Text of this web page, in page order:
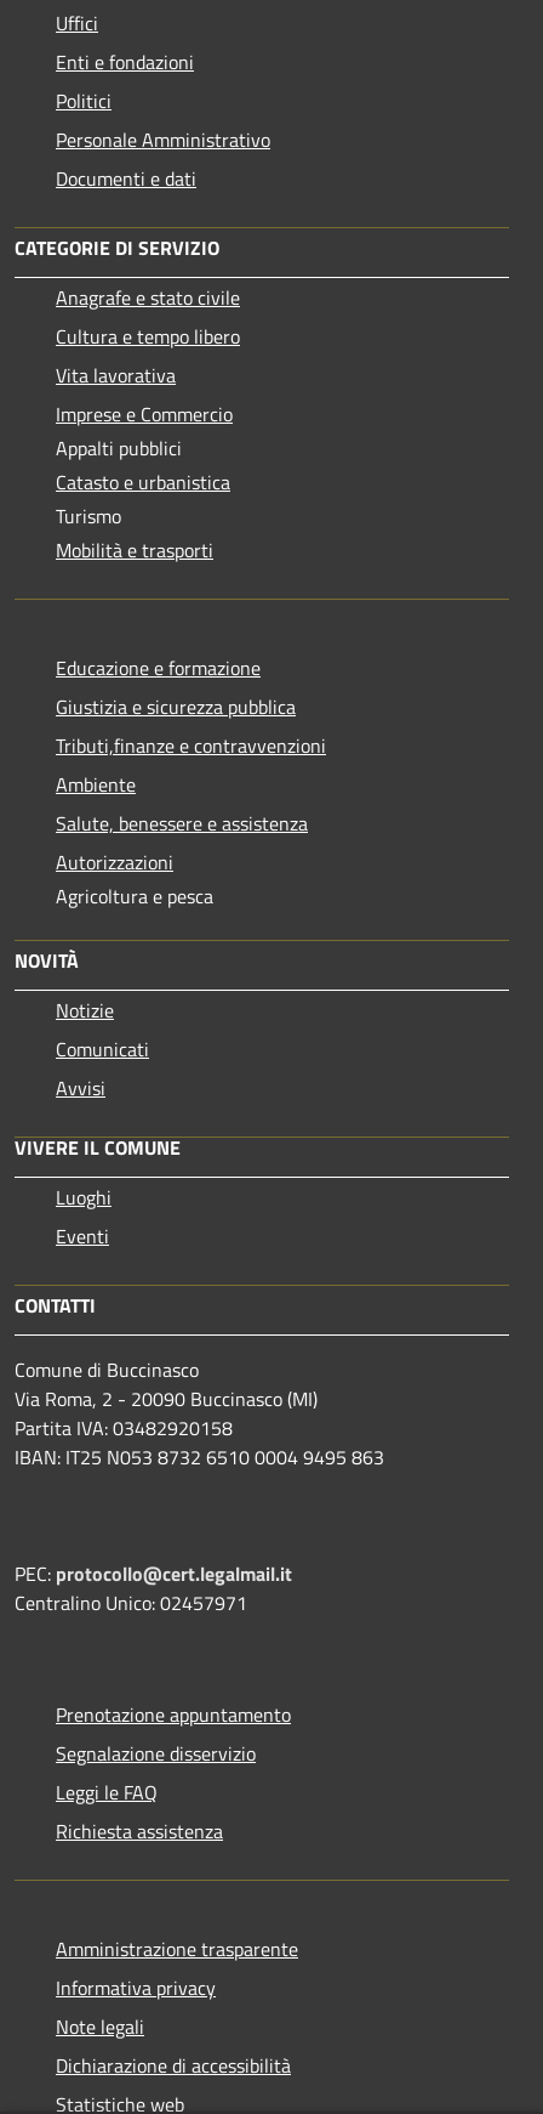
Uffici
Enti e fondazioni
Politici
Personale Amministrativo
Documenti e dati
CATEGORIE DI SERVIZIO
Anagrafe e stato civile
Cultura e tempo libero
Vita lavorativa
Imprese e Commercio
Appalti pubblici
Catasto e urbanistica
Turismo
Mobilità e trasporti
Educazione e formazione
Giustizia e sicurezza pubblica
Tributi,finanze e contravvenzioni
Ambiente
Salute, benessere e assistenza
Autorizzazioni
Agricoltura e pesca
NOVITÀ
Notizie
Comunicati
Avvisi
VIVERE IL COMUNE
Luoghi
Eventi
CONTATTI
Comune di Buccinasco
Via Roma, 2 - 20090 Buccinasco (MI)
Partita IVA: 03482920158
IBAN: IT25 N053 8732 6510 0004 9495 863
PEC: protocollo@cert.legalmail.it
Centralino Unico: 02457971
Prenotazione appuntamento
Segnalazione disservizio
Leggi le FAQ
Richiesta assistenza
Amministrazione trasparente
Informativa privacy
Note legali
Dichiarazione di accessibilità
Statistiche web